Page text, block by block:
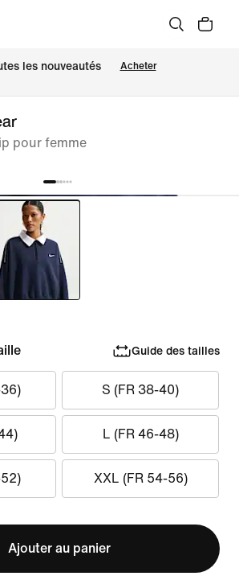
les nouveautés Acheter
pour femme
Guide des tailles
S (FR 38-40)
L (FR 46-48)
XXL (FR 54-56)
Ajouter au panier